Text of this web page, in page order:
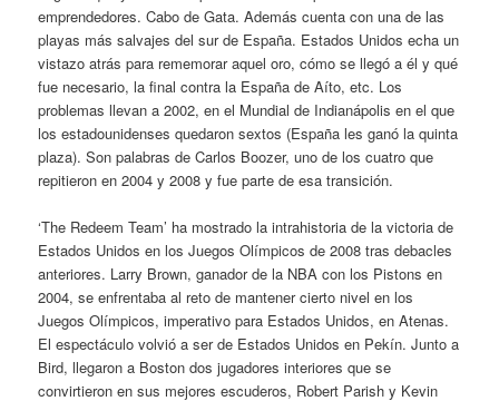
emprendedores. Cabo de Gata. Además cuenta con una de las
playas más salvajes del sur de España. Estados Unidos echa un
vistazo atrás para rememorar aquel oro, cómo se llegó a él y qué
fue necesario, la final contra la España de Aíto, etc. Los
problemas llevan a 2002, en el Mundial de Indianápolis en el que
los estadounidenses quedaron sextos (España les ganó la quinta
plaza). Son palabras de Carlos Boozer, uno de los cuatro que
repitieron en 2004 y 2008 y fue parte de esa transición.
‘The Redeem Team’ ha mostrado la intrahistoria de la victoria de
Estados Unidos en los Juegos Olímpicos de 2008 tras debacles
anteriores. Larry Brown, ganador de la NBA con los Pistons en
2004, se enfrentaba al reto de mantener cierto nivel en los
Juegos Olímpicos, imperativo para Estados Unidos, en Atenas.
El espectáculo volvió a ser de Estados Unidos en Pekín. Junto a
Bird, llegaron a Boston dos jugadores interiores que se
convirtieron en sus mejores escuderos, Robert Parish y Kevin